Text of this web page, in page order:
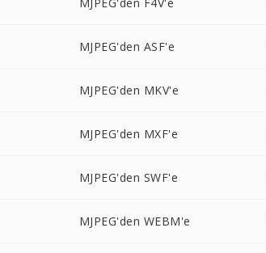
MJPEG'den ASF'e
MJPEG'den MKV'e
MJPEG'den MXF'e
MJPEG'den SWF'e
MJPEG'den WEBM'e